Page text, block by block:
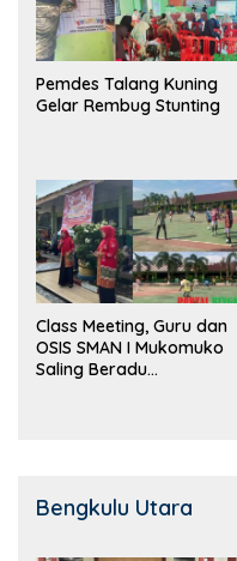
Pemdes Talang Kuning
Gelar Rembug Stunting
Class Meeting, Guru dan
OSIS SMAN I Mukomuko
Saling Beradu
Bengkulu Utara